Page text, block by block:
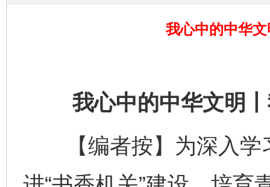
我心中的中华
我心中的中华文明丨
【编者按】为深入学